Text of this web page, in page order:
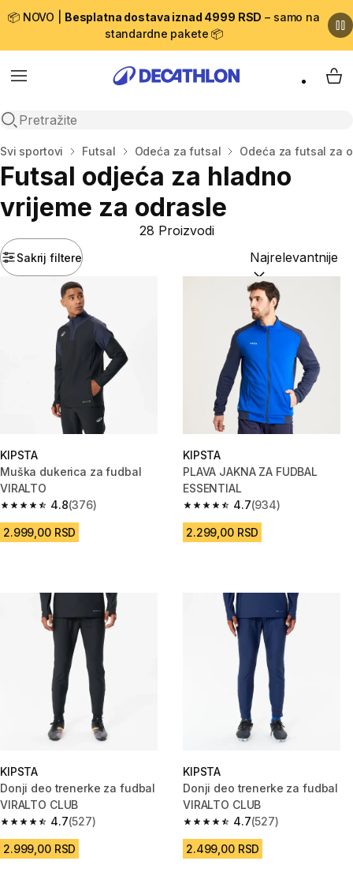
📦 NOVO | Besplatna dostava iznad 4999 RSD – samo na
standardne pakete 📦
Menu
Open search
My
Početna stranica
Svi sportovi Futsal Odeća za futsal Odeća za futsal za
Futsal odjeća za hladno
vrijeme za odrasle
Sakrij filtere
28 Proizvodi
Sortiraj po:
KIPSTA
Muška dukerica za fudbal
VIRALTO
4.8
4.8 od 5 zvezdica from 376 Recenzije
(376)
2.999,00 RSD
KIPSTA
PLAVA JAKNA ZA FUDBAL
ESSENTIAL
4.7
4.7 od 5 zvezdica from 934
(934)
2.299,00 RSD
KIPSTA
Donji deo trenerke za fudbal
VIRALTO CLUB
4.7
4.7 od 5 zvezdica from 527 Recenzije
(527)
2.999,00 RSD
KIPSTA
Donji deo trenerke za fudbal
VIRALTO CLUB
4.7
4.7 od 5 zvezdica from 527
(527)
2.499,00 RSD